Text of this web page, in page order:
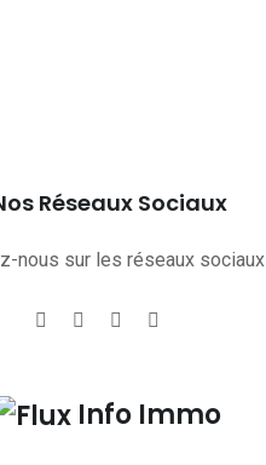
Réseaux Sociaux
nous sur les réseaux sociaux
Info Immo